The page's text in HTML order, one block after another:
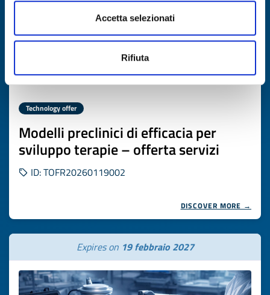
Accetta selezionati
Rifiuta
Technology offer
Modelli preclinici di efficacia per
sviluppo terapie – offerta servizi
ID: TOFR20260119002
DISCOVER MORE →
Expires on 19 febbraio 2027